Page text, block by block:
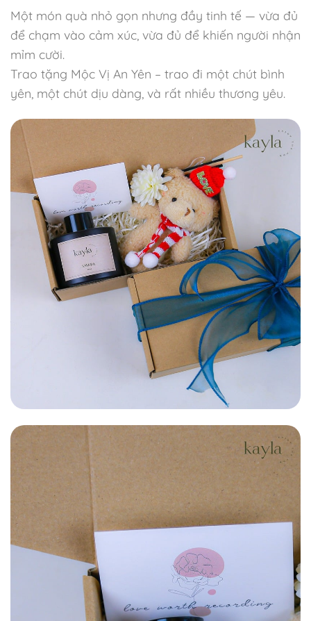
Một món quà nhỏ gọn nhưng đầy tinh tế — vừa đủ
để chạm vào cảm xúc, vừa đủ để khiến người nhận
mỉm cười.
Trao tặng Mộc Vị An Yên – trao đi một chút bình
yên, một chút dịu dàng, và rất nhiều thương yêu.